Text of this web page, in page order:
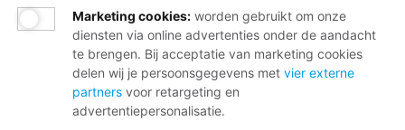
Marketing cookies: worden gebruikt om onze
diensten via online advertenties onder de aandacht
te brengen. Bij acceptatie van marketing cookies
delen wij je persoonsgegevens met vier externe
partners voor retargeting en
advertentiepersonalisatie.